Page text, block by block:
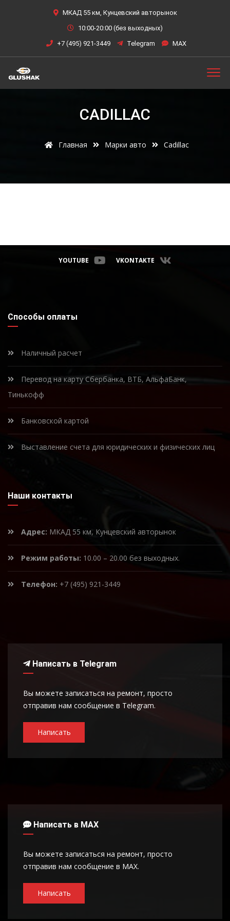
МКАД 55 км, Кунцевский авторынок
10:00-20:00 (без выходных)
+7 (495) 921-3449
Telegram MAX
CADILLAC
Главная Марки авто Cadillac
YOUTUBE VKONTAKTE
Способы оплаты
Наличный расчет
Перевод на карту Сбербанка, ВТБ, АльфаБанк,
Тинькофф
Банковской картой
Выставление счета для юридических и физических лиц
Наши контакты
Адрес: МКАД 55 км, Кунцевский авторынок
Режим работы: 10.00 – 20.00 без выходных.
Телефон: +7 (495) 921-3449
Написать в Telegram
Вы можете записаться на ремонт, просто
отправив нам сообщение в Telegram.
Написать
Написать в MAX
Вы можете записаться на ремонт, просто
отправив нам сообщение в MAX.
Написать